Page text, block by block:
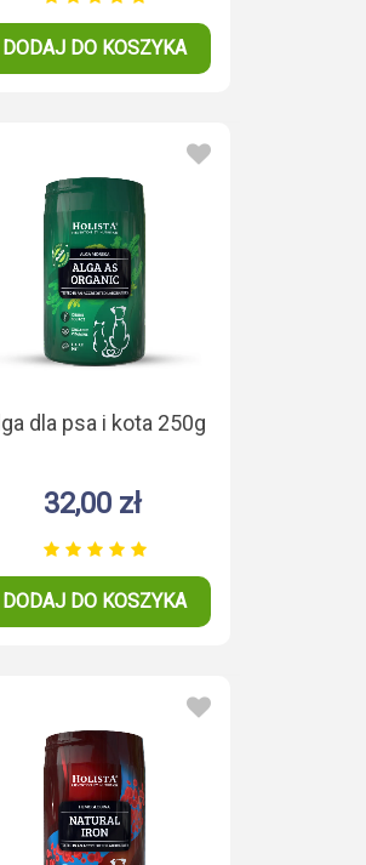
DODAJ DO KOSZYKA
dla psa i kota 250g
32,00 zł
DODAJ DO KOSZYKA